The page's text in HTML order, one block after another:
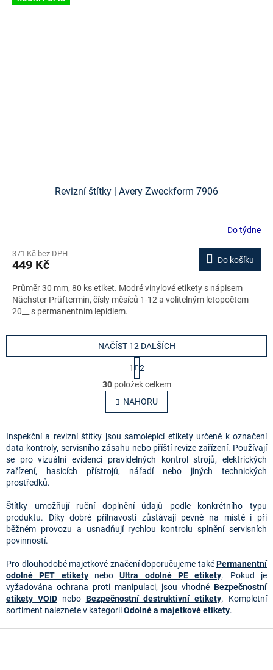
Revizní štítky | Avery Zweckform 7906
Do týdne
371 Kč bez DPH
449 Kč Do košíku
Průměr 30 mm, 80 ks etiket. Modré vinylové etikety s nápisem
Nächster Prüftermin, čísly měsíců 1-12 a volitelným letopočtem
20__ s permanentním lepidlem.
O
v
l
á
a
c
í
p
y
v
i
s
u
NAČÍST 12 DALŠÍCH
t
r
á
n
k
v
á
n
í
1
2
30položek celkem
NAHORU
Inspekční a revizní štítky jsou samolepicí etikety určené k označení
data kontroly, servisního zásahu nebo příští revize zařízení. Používají
se pro vizuální evidenci pravidelných kontrol strojů, elektrických
zařízení, hasicích přístrojů, nářadí nebo jiných technických
prostředků.
Štítky umožňují ruční doplnění údajů podle konkrétního typu
produktu. Díky dobré přilnavosti zůstávají pevně na místě i při
běžném provozu a usnadňují rychlou kontrolu splnění servisních
povinností.
Pro dlouhodobé majetkové značení doporučujeme takéPermanentní
odolné PET etiketyneboUltra odolné PE etikety. Pokud je
vyžadována ochrana proti manipulaci, jsou vhodné Bezpečnostní
etikety VOIDnebo Bezpečnostní destruktivní etikety. Kompletní
sortiment naleznete v kategoriiOdolné a majetkové etikety.